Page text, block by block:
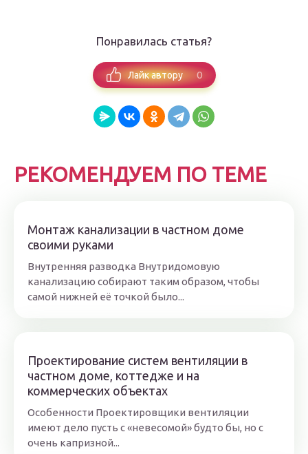
Понравилась статья?
Лайк автору 0
РЕКОМЕНДУЕМ ПО ТЕМЕ
Монтаж канализации в частном доме
своими руками
Внутренняя разводка Внутридомовую
канализацию собирают таким образом, чтобы
самой нижней её точкой было...
Проектирование систем вентиляции в
частном доме, коттедже и на
коммерческих объектах
Особенности Проектировщики вентиляции
имеют дело пусть с «невесомой» будто бы, но с
очень капризной...